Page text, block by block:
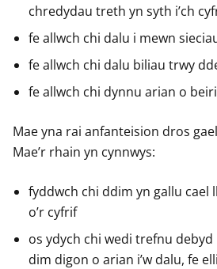
chredydau treth yn syth i’ch
fe allwch chi dalu i mewn
fe allwch chi dalu biliau trwy
fe allwch chi dynnu arian o
Mae yna rai anfanteision dros
Mae’r rhain yn cynnwys:
fyddwch chi ddim yn gallu cael
o’r cyfrif
os ydych chi wedi trefnu
dim digon o arian i’w dalu, fe